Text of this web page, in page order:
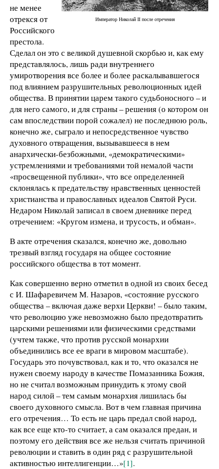
Император Николай II после отречения
не менее
отрекся от
Российского
престола.
Сделал он это с великой душевной скорбью и, как ему
представлялось, лишь ради внутреннего
умиротворения все более и более раскалывавшегося
под влиянием разрушительных революционных идей
общества. В принятии царем такого судьбоносного – и
для него самого, и для страны – решения (о котором он
сам впоследствии порой сожалел) не последнюю роль,
конечно же, сыграло и непосредственное чувство
духовного отвращения, вызывавшееся в нем
анархически-безбожными, «демократическими»
устремлениями и требованиями той немалой части
«просвещенной публики», что все определенней
склонялась к предательству нравственных ценностей
христианства и православных идеалов Святой Руси.
Недаром Николай записал в своем дневнике перед
отречением: «Кругом измена, и трусость, и обман».
В акте отречения сказался, конечно же, довольно
трезвый взгляд государя на общее состояние
российского общества в тот момент.
Как совершенно верно отметил в одной из своих бесед
с И. Шафаревичем М. Назаров, «состояние русского
общества – включая даже верхи Церкви! – было таким,
что революцию уже невозможно было предотвратить
царскими решениями или физическими средствами
(учтем также, что против русской монархии
объединились все ее враги в мировом масштабе).
Государь это почувствовал, как и то, что оказался не
нужен своему народу в качестве Помазанника Божия,
но не считал возможным принудить к этому свой
народ силой – тем самым монархия лишилась бы
своего духовного смысла. Вот в чем главная причина
его отречения… То есть не царь предал свой народ,
как все еще кто-то считает, а сам оказался предан, и
поэтому его действия все же нельзя считать причиной
революции и ставить в один ряд с разрушительной
активностью интеллигенции…»[1].